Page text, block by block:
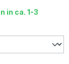
in ca. 1-3